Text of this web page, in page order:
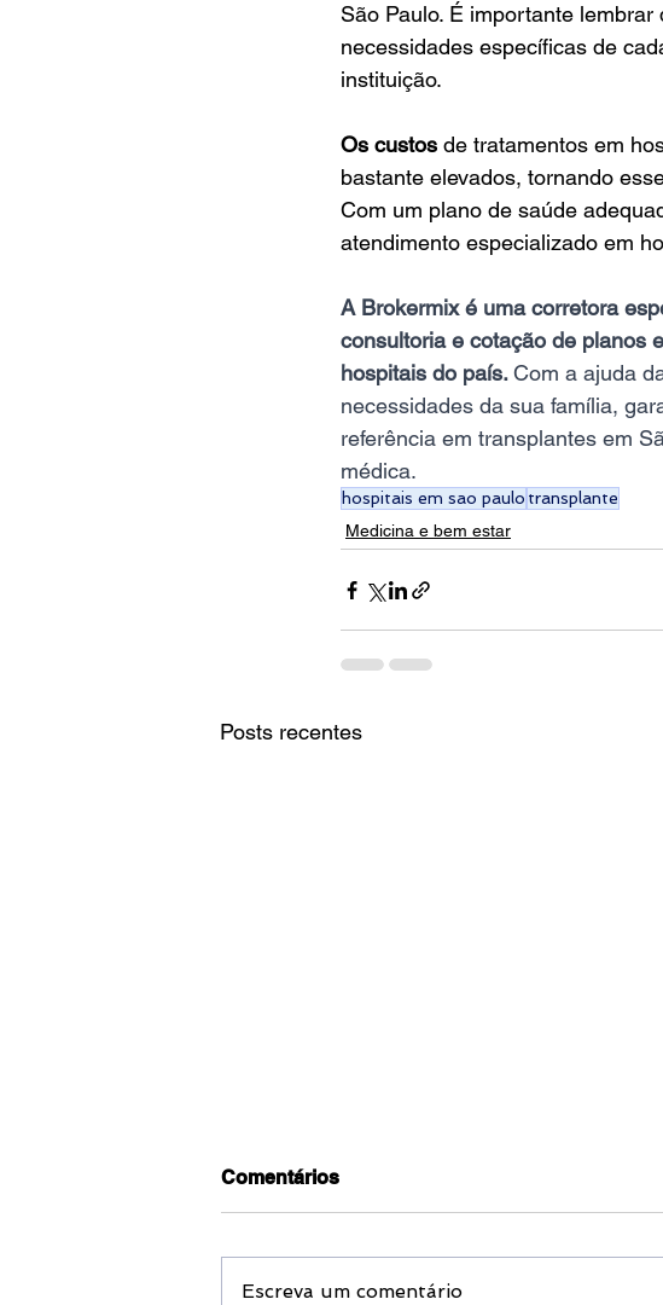
São Paulo. É importante
necessidades específicas de
instituição.
Os custos de tratamentos em
bastante elevados, tornando
Com um plano de saúde
atendimento especializado em
A Brokermix é uma corretora
consultoria e cotação de planos
hospitais do país. Com a ajuda
necessidades da sua família,
referência em transplantes em
médica.
hospitais em sao paulo transplante
Medicina e bem estar
Posts recentes
Comentários
Escreva um comentário